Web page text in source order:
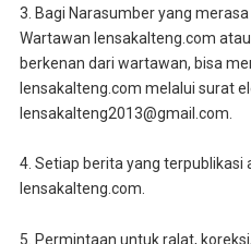
3. Bagi Narasumber yang
Wartawan lensakalteng.com
berkenan dari wartawan, bisa
lensakalteng.com melalui surat
lensakalteng2013@gmail.com.
4. Setiap berita yang terpublikasi
lensakalteng.com.
5. Permintaan untuk ralat,